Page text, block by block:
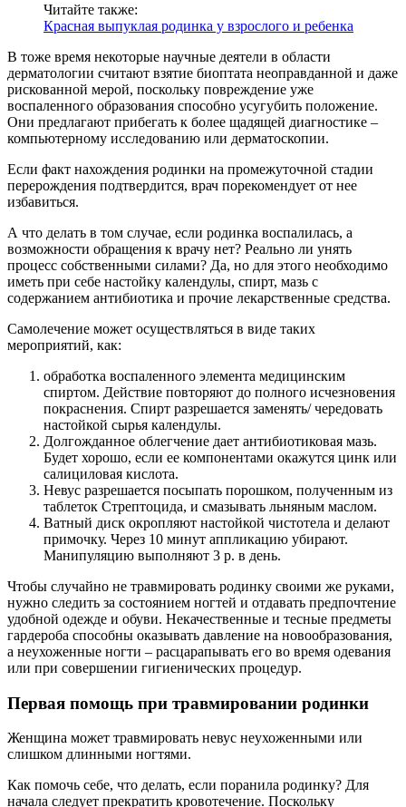
Читайте также:
Красная выпуклая родинка у взрослого и ребенка
В тоже время некоторые научные деятели в области
дерматологии считают взятие биоптата неоправданной и даже
рискованной мерой, поскольку повреждение уже
воспаленного образования способно усугубить положение.
Они предлагают прибегать к более щадящей диагностике –
компьютерному исследованию или дерматоскопии.
Если факт нахождения родинки на промежуточной стадии
перерождения подтвердится, врач порекомендует от нее
избавиться.
А что делать в том случае, если родинка воспалилась, а
возможности обращения к врачу нет? Реально ли унять
процесс собственными силами? Да, но для этого необходимо
иметь при себе настойку календулы, спирт, мазь с
содержанием антибиотика и прочие лекарственные средства.
Самолечение может осуществляться в виде таких
мероприятий, как:
обработка воспаленного элемента медицинским
спиртом. Действие повторяют до полного исчезновения
покраснения. Спирт разрешается заменять/ чередовать
настойкой сырья календулы.
Долгожданное облегчение дает антибиотиковая мазь.
Будет хорошо, если ее компонентами окажутся цинк или
салициловая кислота.
Невус разрешается посыпать порошком, полученным из
таблеток Стрептоцида, и смазывать льняным маслом.
Ватный диск окропляют настойкой чистотела и делают
примочку. Через 10 минут аппликацию убирают.
Манипуляцию выполняют 3 р. в день.
Чтобы случайно не травмировать родинку своими же руками,
нужно следить за состоянием ногтей и отдавать предпочтение
удобной одежде и обуви. Некачественные и тесные предметы
гардероба способны оказывать давление на новообразования,
а неухоженные ногти – расцарапывать его во время одевания
или при совершении гигиенических процедур.
Первая помощь при травмировании родинки
Женщина может травмировать невус неухоженными или
слишком длинными ногтями.
Как помочь себе, что делать, если поранила родинку? Для
начала следует прекратить кровотечение. Поскольку